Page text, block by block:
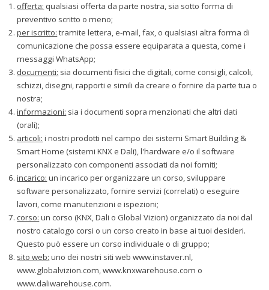
offerta: qualsiasi offerta da parte nostra, sia sotto forma di
preventivo scritto o meno;
per iscritto: tramite lettera, e-mail, fax, o qualsiasi altra forma di
comunicazione che possa essere equiparata a questa, come i
messaggi WhatsApp;
documenti: sia documenti fisici che digitali, come consigli, calcoli,
schizzi, disegni, rapporti e simili da creare o fornire da parte tua o
nostra;
informazioni: sia i documenti sopra menzionati che altri dati
(orali);
articoli: i nostri prodotti nel campo dei sistemi Smart Building &
Smart Home (sistemi KNX e Dali), l'hardware e/o il software
personalizzato con componenti associati da noi forniti;
incarico: un incarico per organizzare un corso, sviluppare
software personalizzato, fornire servizi (correlati) o eseguire
lavori, come manutenzioni e ispezioni;
corso: un corso (KNX, Dali o Global Vizion) organizzato da noi dal
nostro catalogo corsi o un corso creato in base ai tuoi desideri.
Questo può essere un corso individuale o di gruppo;
sito web: uno dei nostri siti web www.instaver.nl,
www.globalvizion.com, www.knxwarehouse.com o
www.daliwarehouse.com.